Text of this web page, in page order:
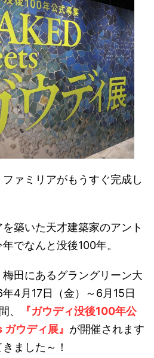
ァミリアがもうすぐ完成し
築いた天才建築家のアント
でなんと没後100年。
田にあるグラングリーン大
4月17日（金）～6月15日
、
『ガウディ没後100年公
ウディ展』 が開催されます
ました～！